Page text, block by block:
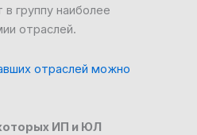
группу наиболее
отраслей.
отраслей можно
ИП и ЮЛ